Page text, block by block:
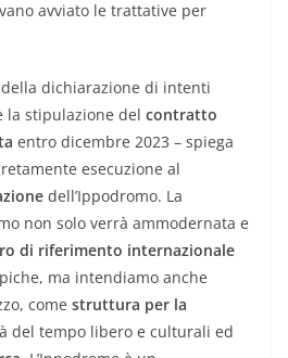
avviato le trattative per
dichiarazione di intenti
la stipulazione del contratto
entro dicembre 2023 – spiega
esecuzione al
dell’Ippodromo. La
non solo verrà ammodernata e
di riferimento internazionale
ma intendiamo anche
come struttura per la
del tempo libero e culturali ed